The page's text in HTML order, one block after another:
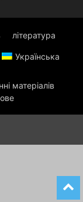
література
Українська
матеріалів